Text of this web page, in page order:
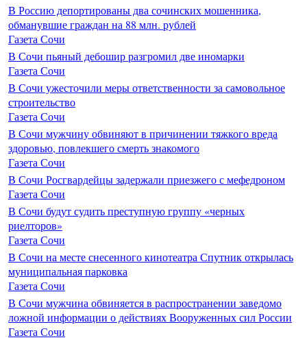
В Россию депортированы два сочинских мошенника,
обманувшие граждан на 88 млн. рублей
Газета Сочи
В Сочи пьяный дебошир разгромил две иномарки
Газета Сочи
В Сочи ужесточили меры ответственности за самовольное
строительство
Газета Сочи
В Сочи мужчину обвиняют в причинении тяжкого вреда
здоровью, повлекшего смерть знакомого
Газета Сочи
В Сочи Росгвардейцы задержали приезжего с мефедроном
Газета Сочи
В Сочи будут судить преступную группу «черных
риелторов»
Газета Сочи
В Сочи на месте снесенного кинотеатра Спутник открылась
муниципальная парковка
Газета Сочи
В Сочи мужчина обвиняется в распространении заведомо
ложной информации о действиях Вооруженных сил России
Газета Сочи